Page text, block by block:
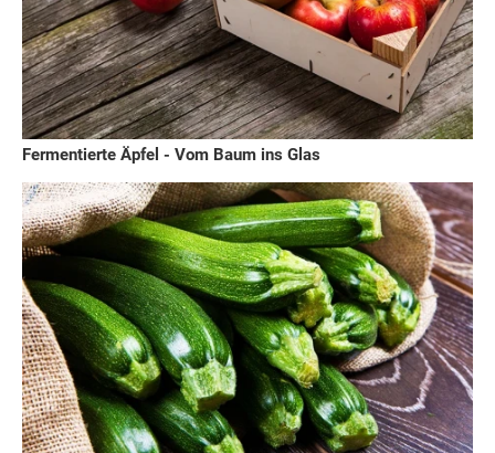
Fermentierte Äpfel - Vom Baum ins Glas